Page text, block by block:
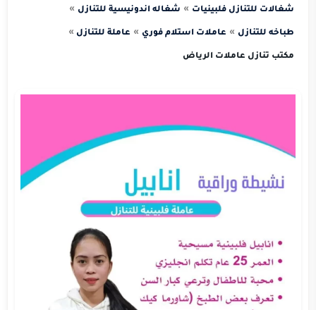
شغالات للتنازل فلبينيات شغاله اندونيسية للتنازل
طباخه للتنازل عاملات استلام فوري عاملة للتنازل
مكتب تنازل عاملات الرياض